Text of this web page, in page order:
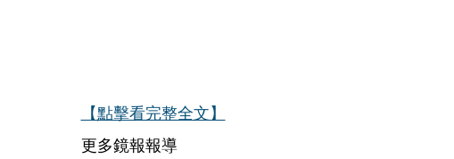
【點擊看完整全文】
更多鏡報報導